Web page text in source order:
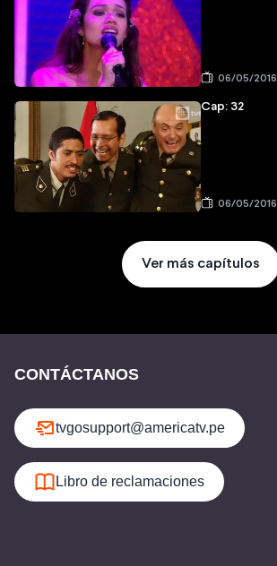
06/05/2016
Cap: 32
06/05/2016
Ver más capítulos
CONTÁCTANOS
tvgosupport@americatv.pe
Libro de reclamaciones